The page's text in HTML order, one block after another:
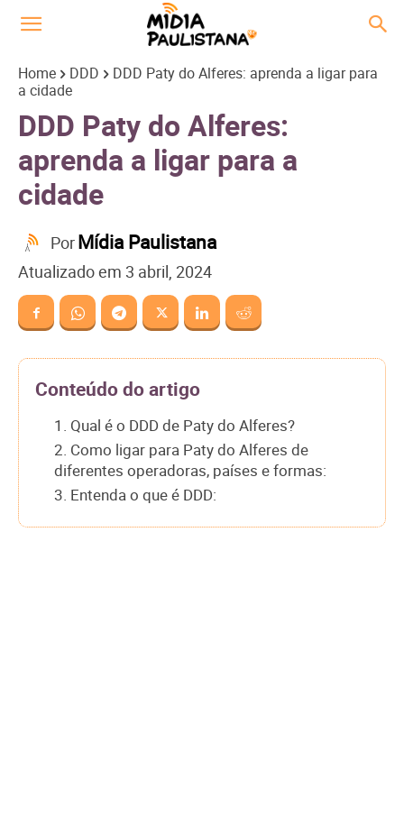
Home DDD
DDD Paty do Alferes: aprenda a ligar para
a cidade
DDD Paty do Alferes:
aprenda a ligar para a
cidade
PorMídia Paulistana
Atualizado em 3 abril, 2024
Conteúdo do artigo
1. Qual é o DDD de Paty do Alferes?
2. Como ligar para Paty do Alferes de
diferentes operadoras, países e formas:
3. Entenda o que é DDD: